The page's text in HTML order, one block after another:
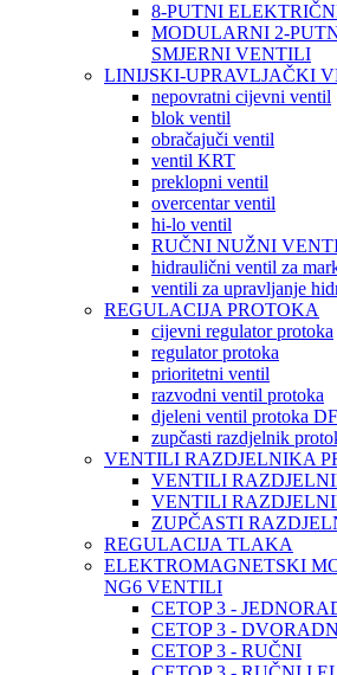
8-PUTNI
MODULARNI 2-
SMJERNI VENTILI
LINIJSKI-UPRAVLJAČKI
nepovratni cijevni ventil
blok ventil
obračajuči ventil
ventil KRT
preklopni ventil
overcentar ventil
hi-lo ventil
RUČNI NUŽNI
hidraulični ventil za
ventili za upravljanje
REGULACIJA PROTOKA
cijevni regulator protoka
regulator protoka
prioritetni ventil
razvodni ventil protoka
djeleni ventil protoka
zupčasti razdjelnik
VENTILI RAZDJELNIKA
VENTILI
VENTILI
ZUPČASTI
REGULACIJA TLAKA
ELEKTROMAGNETSKI
NG6 VENTILI
CETOP 3 -
CETOP 3 -
CETOP 3 - RUČNI